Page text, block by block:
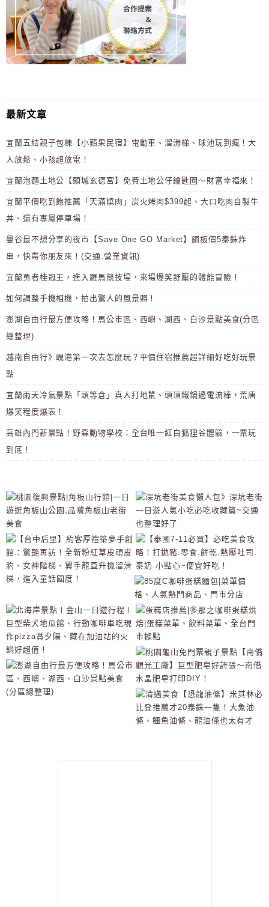
最新文章
宜蘭五結親子包棟【小蘋果民宿】電動車、溜滑梯、球池玩到瘋！大
人放鬆、小孩超放電！
宜蘭泡麵土地公【頭城玄德宮】免費土地公仔鑰匙圈～財富幸福來！
宜蘭平價吃到飽推薦「天滿燒肉」炭火烤肉$399起、大口吃肉自製牛
丼、還有專屬停車場！
曼谷最不想分享的夜市【Save One GO Market】銅板價5泰銖炸
串，快帶你朋友來！(交通.營業資訊)
宜蘭勇者桂冠王，進入羅馬競技場，來場爆笑舒壓的體能冒險！
如何調整手機相機，拍出驚人的風景照！
澎湖自由行最方便攻略！馬公市區、西嶼、湖西、白沙景點美食(分區
總整理)
越南自由行》峴港第一次去怎麼玩？平價住宿推薦超詳細好吃好玩景
點
宜蘭雨天冷氣景點「頭等倉」真人打地鼠、頭頂鐵鍋過電流棒，荒唐
爆笑程度爆表！
高雄內門新景點！野森動物學校：全台唯一紅白狐狸谷體驗，一票玩
到底！